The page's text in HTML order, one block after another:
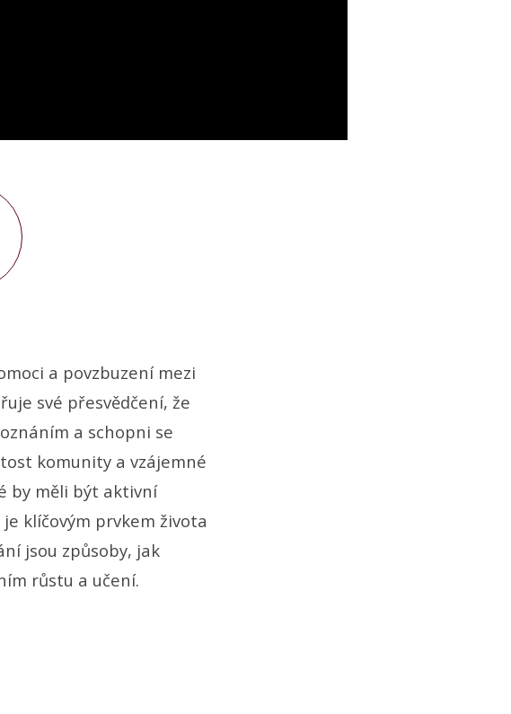
a povzbuzení mezi
své přesvědčení, že
a schopni se
komunity a vzájemné
by měli být aktivní
klíčovým prvkem života
jsou způsoby, jak
růstu a učení.